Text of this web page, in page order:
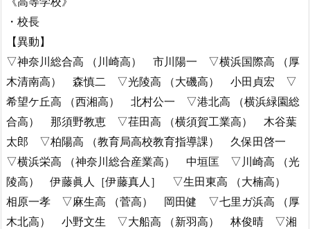
・校長
【異動】
▽神奈川総合高 （川崎高） 市川陽一 ▽横浜国際高 （厚
木清南高） 森慎二 ▽光陵高 （大磯高） 小田貞宏 ▽
希望ケ丘高 （西湘高） 北村公一 ▽港北高 （横浜緑園総
合高） 那須野教恵 ▽荏田高 （横須賀工業高） 木谷葉
太郎 ▽柏陽高 （教育局高校教育指導課） 久保田啓一
▽横浜栄高 （神奈川総合産業高） 中垣匡 ▽川崎高 （光
陵高） 伊藤眞人［伊藤真人］ ▽生田東高 （大楠高）
相原一孝 ▽麻生高 （菅高） 岡田健 ▽七里ガ浜高 （厚
木北高） 小野文生 ▽大船高 （新羽高） 林俊晴 ▽湘